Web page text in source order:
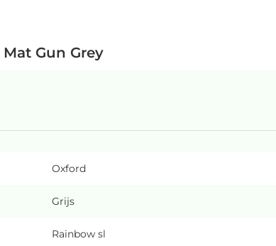
Gun Grey
Oxford
Grijs
Rainbow sl